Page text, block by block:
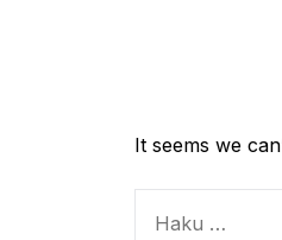
It seems we